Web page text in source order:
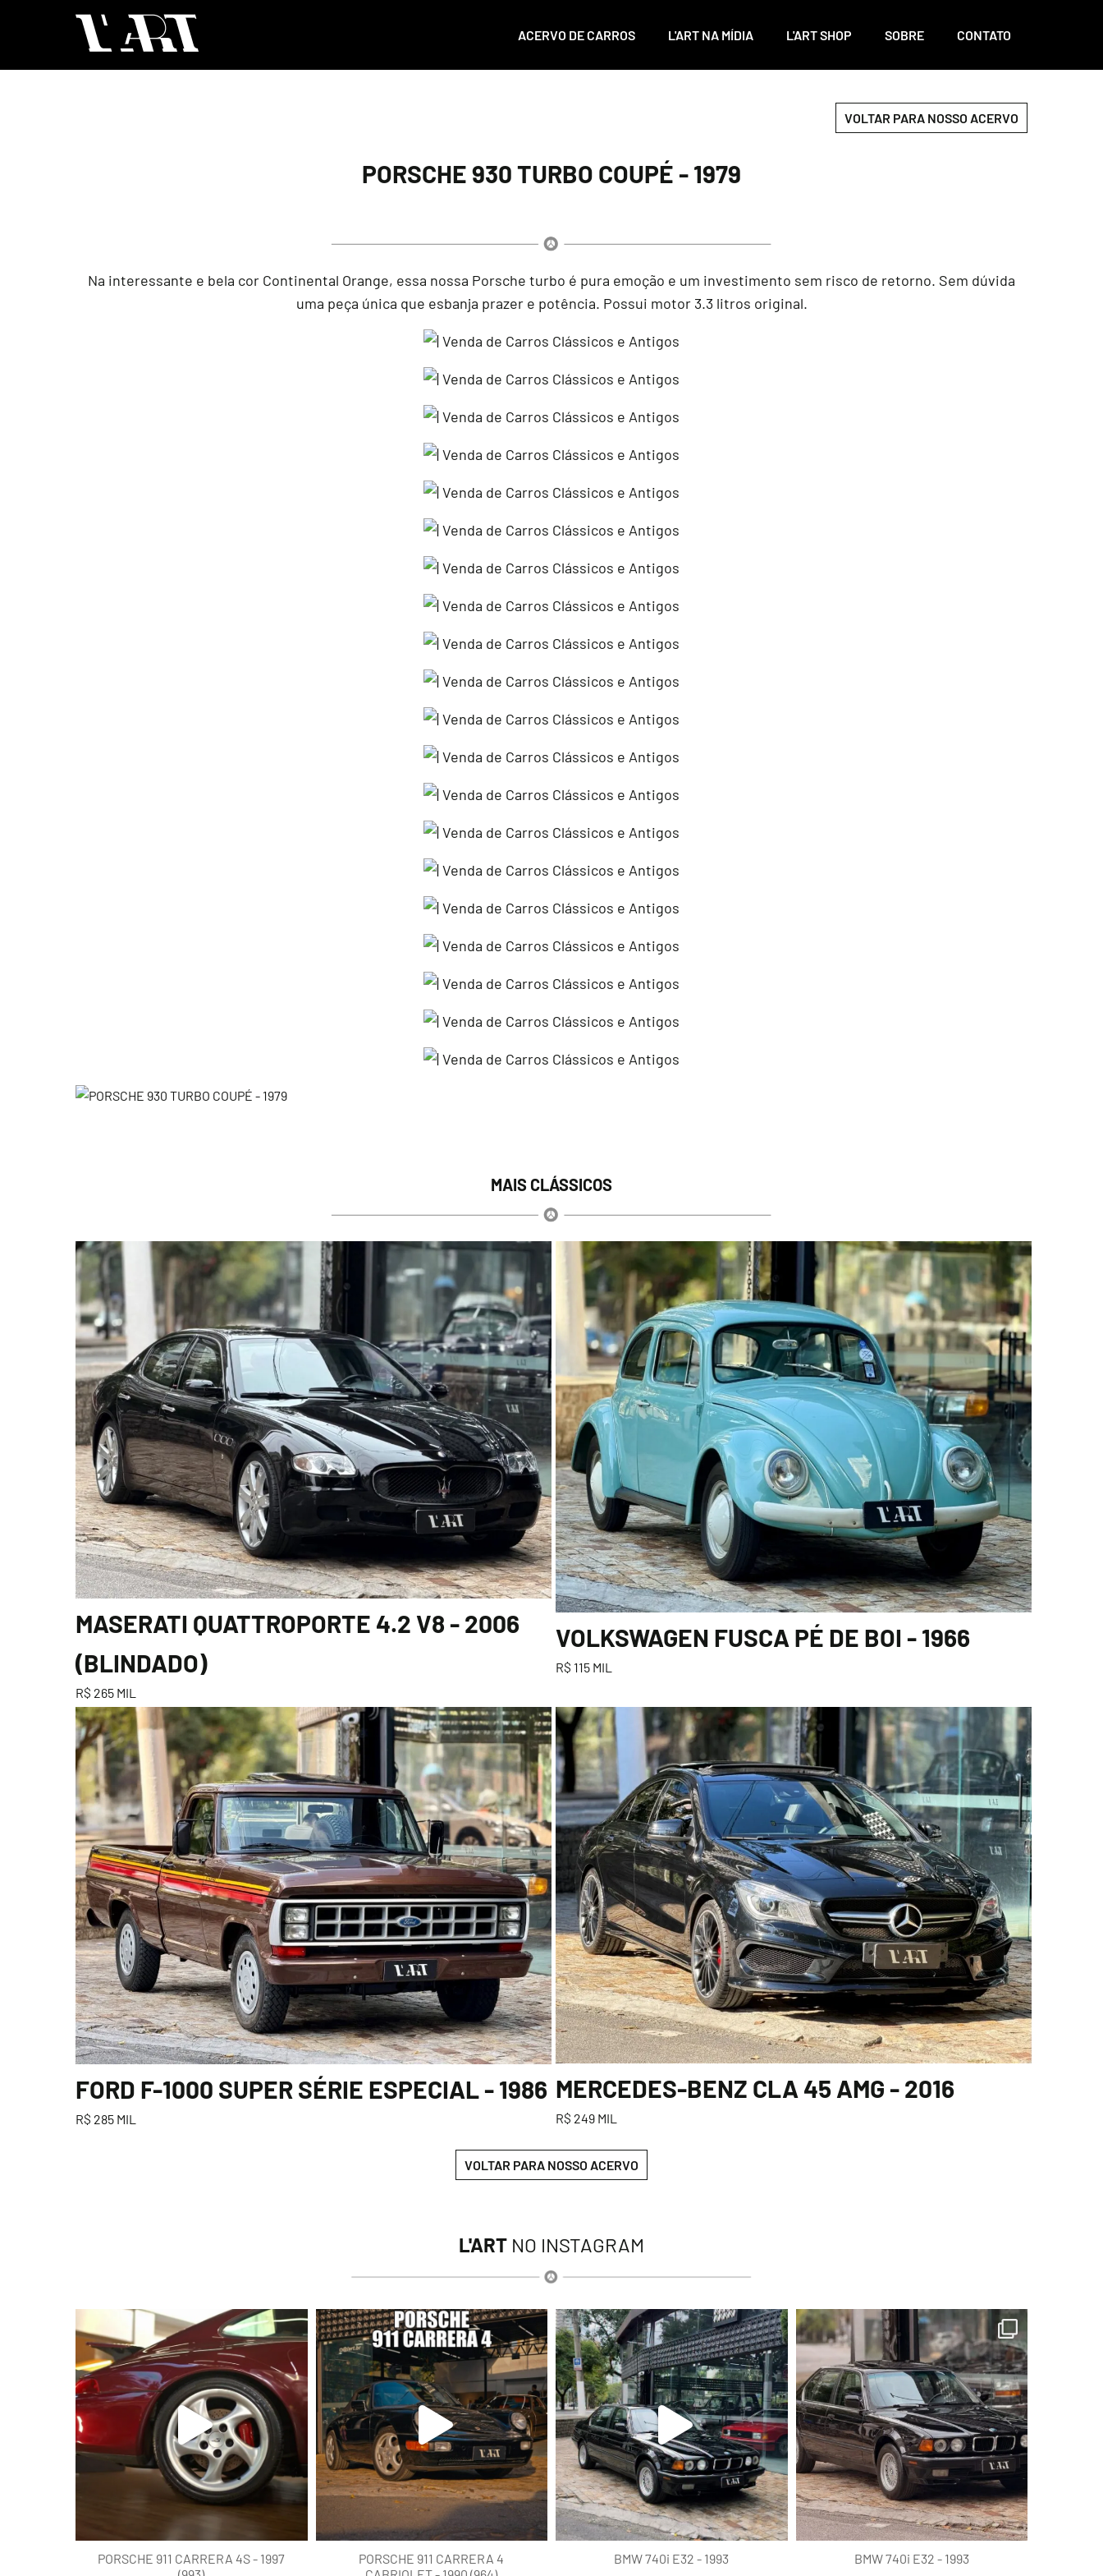
ACERVO DE CARROS L'ART NA MÍDIA L'ART SHOP SOBRE CONTATO
VOLTAR PARA NOSSO ACERVO
PORSCHE 930 TURBO COUPÉ - 1979
Na interessante e bela cor Continental Orange, essa nossa Porsche turbo é pura emoção e um investimento sem risco de retorno. Sem dúvida
uma peça única que esbanja prazer e potência. Possui motor 3.3 litros original.
MAIS CLÁSSICOS
MASERATI QUATTROPORTE 4.2 V8 - 2006
(BLINDADO)
R$ 265 MIL
VOLKSWAGEN FUSCA PÉ DE BOI - 1966
R$ 115 MIL
FORD F-1000 SUPER SÉRIE ESPECIAL - 1986
R$ 285 MIL
MERCEDES-BENZ CLA 45 AMG - 2016
R$ 249 MIL
VOLTAR PARA NOSSO ACERVO
L'ART NO INSTAGRAM
lart.br
PORSCHE 911 CARRERA 4S - 1997
lart.br
Ago 4
PORSCHE 911 CARRERA 4
lart.br
Ago 4
BMW 740i E32 - 1993
lart.br
Ago 4
BMW 740i E32 - 1993